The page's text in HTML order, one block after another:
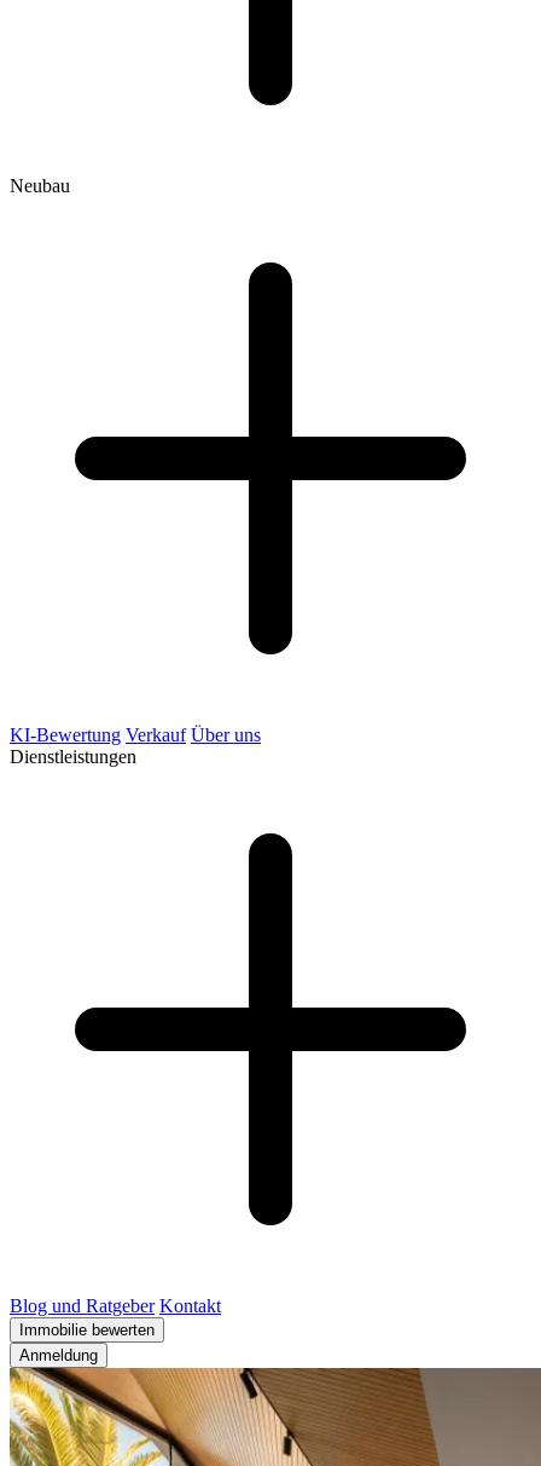
Neubau
KI-Bewertung Verkauf Über uns
Dienstleistungen
Blog und Ratgeber Kontakt
Immobilie bewerten
Anmeldung